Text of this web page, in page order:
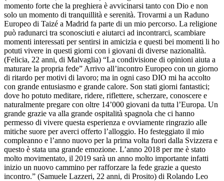
momento forte che la preghiera è avvicinarsi tanto con Dio e non
solo un momento di tranquillità e serenità. Trovarmi a un Raduno
Europeo di Taizé a Madrid fa parte di un mio percorso. La religione
può radunarci tra sconosciuti e aiutarci ad incontrarci, scambiare
momenti interessati per sentirsi in amicizia e questi bei momenti li ho
potuti vivere in questi giorni con i giovani di diverse nazionalità.
(Felicia, 22 anni, di Malvaglia) “La condivisione di opinioni aiuta a
maturare la propria fede” Arrivo all’incontro Europeo con un giorno
di ritardo per motivi di lavoro; ma in ogni caso DIO mi ha accolto
con grande entusiasmo e grande calore. Son stati giorni fantastici;
dove ho potuto meditare, ridere, riflettere, scherzare, conoscere e
naturalmente pregare con oltre 14’000 giovani da tutta l’Europa. Un
grande grazie va alla grande ospitalità spagnola che ci hanno
permesso di vivere questa esperienza e ovviamente ringrazio alle
mitiche suore per averci offerto l’alloggio. Ho festeggiato il mio
compleanno e l’anno nuovo per la prima volta fuori dalla Svizzera e
questo è stata una grande emozione. L’anno 2018 per me è stato
molto movimentato, il 2019 sarà un anno molto importante infatti
inizio un nuovo cammino per rafforzare la fede grazie a questo
incontro.” (Samuele Lazzeri, 22 anni, di Prosito) di Rolando Leo